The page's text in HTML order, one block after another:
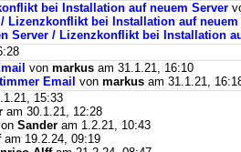
bei Installation auf neuem Server
Lizenzkonflikt bei Installation auf neuem
Server / Lizenzkonflikt bei Installation
von markus am 31.1.21, 16:10
Email
von markus am 31.1.21,
15:33
am 30.1.21, 12:28
Sander am 1.2.21, 10:43
am 19.2.24, 09:19